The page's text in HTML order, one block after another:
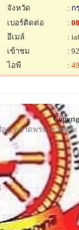
จังหวัด
: ก
เบอร์ติดต่อ
:
อีเมล์
:
เข้าชม
:
ไอพี
:
ง,ตลาดพระ ,ขายพระ